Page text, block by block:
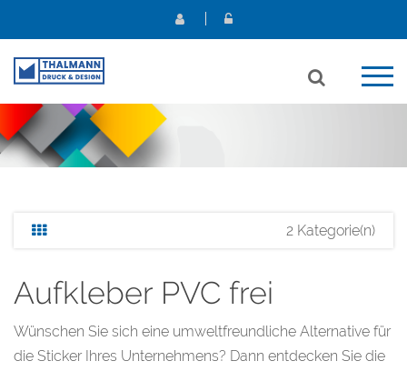
2 Kategorie(n)
Aufkleber PVC frei
Wünschen Sie sich eine umweltfreundliche Alternative für
die Sticker Ihres Unternehmens? Dann entdecken Sie die